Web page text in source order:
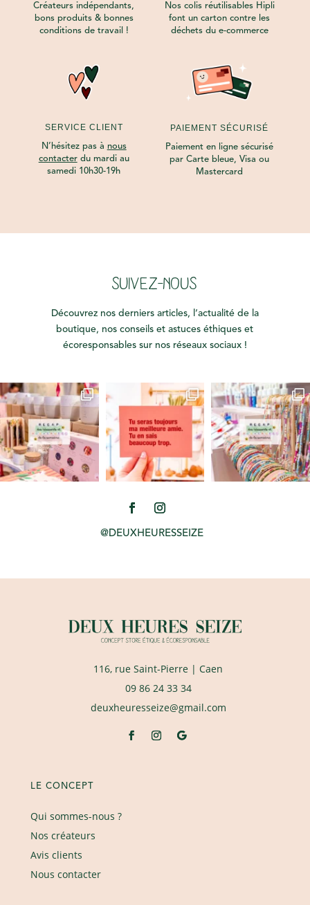
Créateurs indépendants,
bons produits & bonnes
conditions de travail !
Nos colis réutilisables Hipli
font un carton contre les
déchets du e-commerce
SERVICE CLIENT
N’hésitez pas à nous
contacterdu mardi au
samedi 10h30-19h
PAIEMENT SÉCURISÉ
Paiement en ligne sécurisé
par Carte bleue, Visa ou
Mastercard
SUIVEZ-NOUS
Découvrez nos derniers articles, l’actualité de la
boutique, nos conseils et astuces éthiques et
écoresponsables sur nos réseaux sociaux !
@DEUXHEURESSEIZE
116, rue Saint-Pierre | Caen
09 86 24 33 34
deuxheuresseize@gmail.com
LE CONCEPT
Qui sommes-nous ?
Nos créateurs
Avis clients
Nous contacter